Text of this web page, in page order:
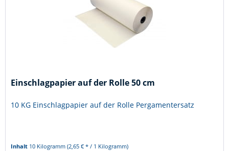
Einschlagpapier auf der Rolle 50 cm
10 KG Einschlagpapier auf der Rolle Pergamentersatz
Inhalt 10 Kilogramm(2,65 € * / 1 Kilogramm)